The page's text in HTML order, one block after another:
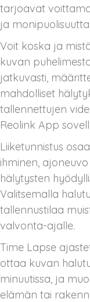
tarjoavat
ja monipuolisuutta.
Voit koska ja
kuvan
jatkuvasti,
mahdolliset
tallennettujen
Reolink App
Liiketunnistus
ihminen,
hälytysten
Valitsemalla
tallennustilaa
valvonta-ajalle.
Time Lapse
ottaa kuvan
minuutissa, ja
elämän tai